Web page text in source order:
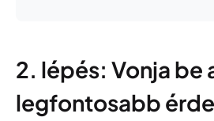
2. lépés: Vonja be
legfontosabb